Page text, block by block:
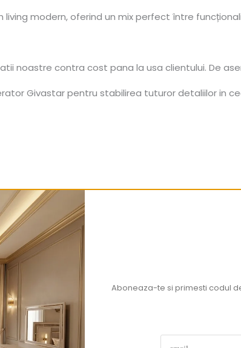
modern, oferind un mix perfect între
noastre contra cost pana la usa clientului. De
Givastar pentru stabilirea tuturor detaliilor in
Aboneaza-te si primesti codul